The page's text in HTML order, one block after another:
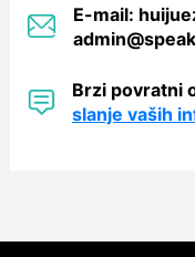
E-mail:
Brzi povratni
slanje vaših